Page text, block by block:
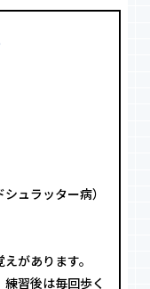
ュラッター病）
があります。
習後は毎回歩く